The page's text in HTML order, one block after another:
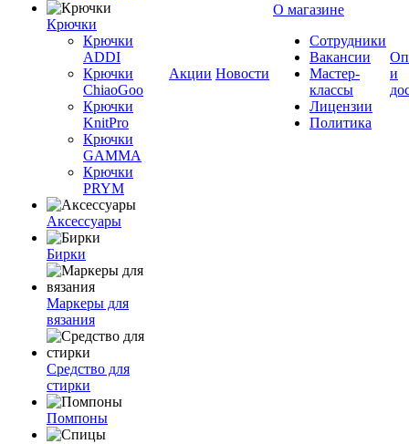
Крючки
Крючки
ADDI
Крючки
ChiaoGoo
Крючки
KnitPro
Крючки
GAMMA
Крючки
PRYM
Аксессуары
Бирки
Маркеры для
вязания
Средство для
стирки
Помпоны
Акции Новости
О магазине
Сотрудники
Вакансии
Мастер-
классы
Лицензии
Политика
и